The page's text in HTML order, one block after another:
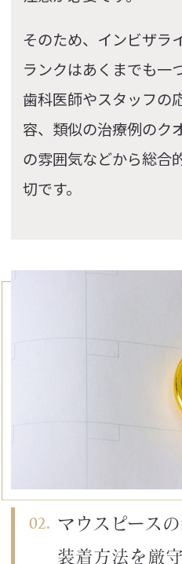
そのため、インビザラ
ランクはあくまでも一
歯科医師やスタッフの
容、類似の治療例のク
の雰囲気などから総合
切です。
マウスピース
装着方法を厳